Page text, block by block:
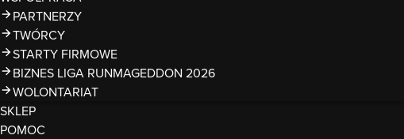
PARTNERZY
TWÓRCY
STARTY FIRMOWE
BIZNES LIGA RUNMAGEDDON 2026
WOLONTARIAT
SKLEP
POMOC